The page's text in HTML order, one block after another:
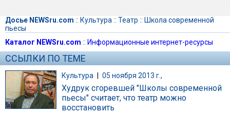
Досье NEWSru.com :: Культура :: Театр :: Школа современной
пьесы
Каталог NEWSru.com :: Информационные интернет-ресурсы
ССЫЛКИ ПО ТЕМЕ
Культура | 05 ноября 2013 г.,
Худрук сгоревшей "Школы современной
пьесы" считает, что театр можно
восстановить